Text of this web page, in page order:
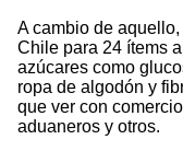
A cambio de
Chile para 24 ítems
azúcares como
ropa de algodón y
que ver con
aduaneros y otros.